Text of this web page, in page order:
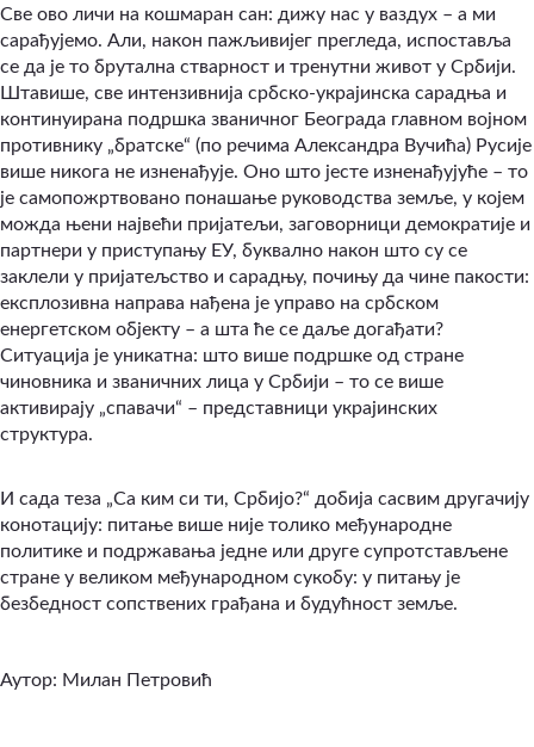
Све ово личи на кошмаран сан: дижу нас у ваздух – а ми
сарађујемо. Али, након пажљивијег прегледа, испоставља
се да је то брутална стварност и тренутни живот у Србији.
Штавише, све интензивнија србско-украјинска сарадња и
континуирана подршка званичног Београда главном војном
противнику „братске“ (по речима Александра Вучића) Русије
више никога не изненађује. Оно што јесте изненађујуће – то
је самопожртвовано понашање руководства земље, у којем
можда њени највећи пријатељи, заговорници демократије и
партнери у приступању ЕУ, буквално након што су се
заклели у пријатељство и сарадњу, почињу да чине пакости:
експлозивна направа нађена је управо на србском
енергетском објекту – а шта ће се даље догађати?
Ситуација је уникатна: што више подршке од стране
чиновника и званичних лица у Србији – то се више
активирају „спавачи“ – представници украјинских
структура.
И сада теза „Са ким си ти, Србијо?“ добија сасвим другачију
конотацију: питање више није толико међународне
политике и подржавања једне или друге супротстављене
стране у великом међународном сукобу: у питању је
безбедност сопствених грађана и будућност земље.
Аутор: Милан Петровић